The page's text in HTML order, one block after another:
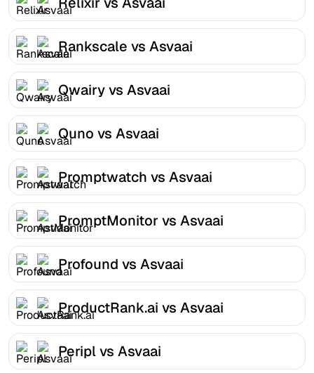
Rankscale vs Asvaai
Qwairy vs Asvaai
Quno vs Asvaai
Promptwatch vs Asvaai
PromptMonitor vs Asvaai
Profound vs Asvaai
ProductRank.ai vs Asvaai
Peripl vs Asvaai